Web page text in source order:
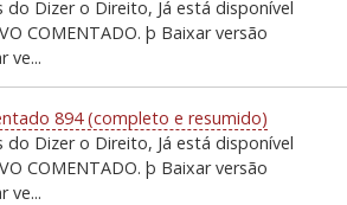
do Dizer o Direito, Já está disponível
COMENTADO. þ Baixar versão
ve...
894 (completo e resumido)
do Dizer o Direito, Já está disponível
COMENTADO. þ Baixar versão
ve...